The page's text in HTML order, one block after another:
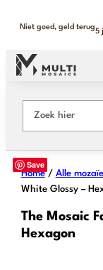
Binnen 1-2 werkdagen
Save
Home/ Alle
White Glossy –
The Mosaic
Hexagon